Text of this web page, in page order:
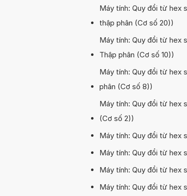
Máy tính: Quy đổi từ hex
thập phân (Cơ số 20))
Máy tính: Quy đổi từ hex
Thập phân (Cơ số 10))
Máy tính: Quy đổi từ hex
phân (Cơ số 8))
Máy tính: Quy đổi từ hex
(Cơ số 2))
Máy tính: Quy đổi từ hex
Máy tính: Quy đổi từ hex
Máy tính: Quy đổi từ hex
Máy tính: Quy đổi từ hex